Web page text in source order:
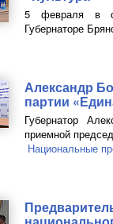
5 февраля в
Губернаторе
Александр
партии
Губернатор
приемной
Национальные